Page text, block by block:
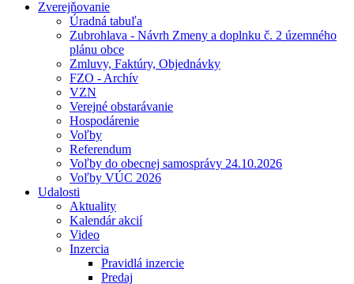
Zverejňovanie
Úradná tabuľa
Zubrohlava - Návrh Zmeny a doplnku č. 2 územného
plánu obce
Zmluvy, Faktúry, Objednávky
FZO - Archív
VZN
Verejné obstarávanie
Hospodárenie
Voľby
Referendum
Voľby do obecnej samosprávy 24.10.2026
Voľby VÚC 2026
Udalosti
Aktuality
Kalendár akcií
Video
Inzercia
Pravidlá inzercie
Predaj